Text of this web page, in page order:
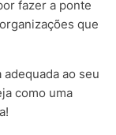
fazer a ponte
que
ao seu
como uma